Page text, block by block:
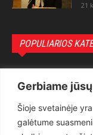
Gerbiame
Šioje svetainėje
galėtume
21
POPULIARIOS
Teisėsauga
Aktualu